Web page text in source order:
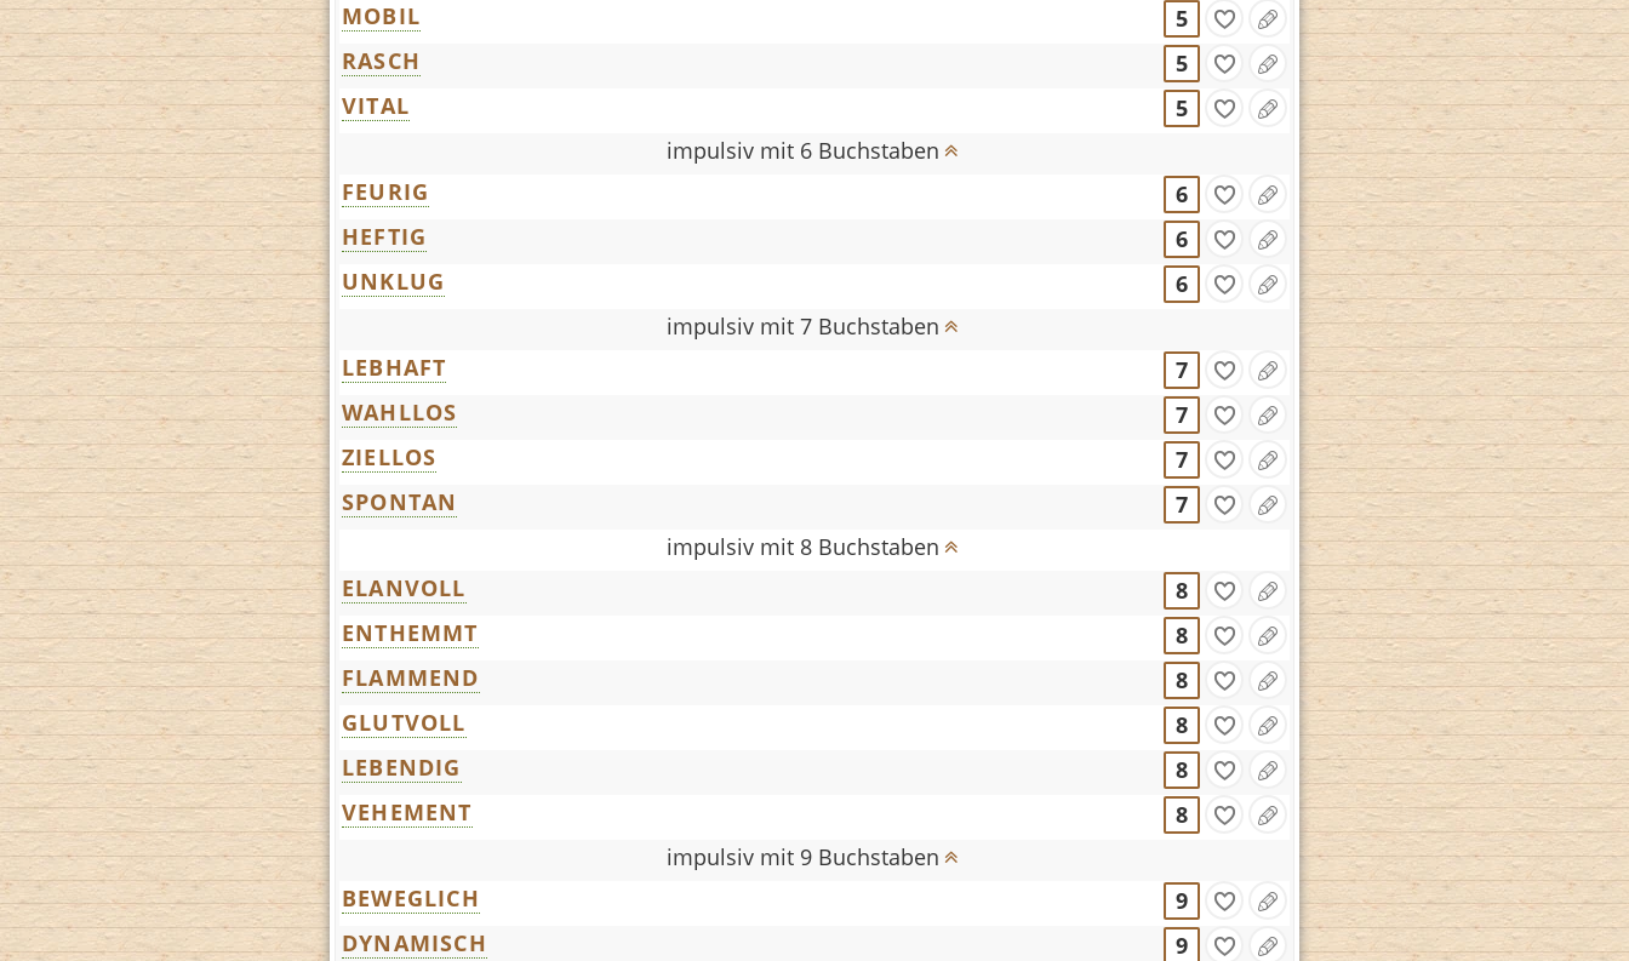
MOBIL
5
RASCH
5
VITAL
5
impulsiv mit 6 Buchstaben
FEURIG
6
HEFTIG
6
UNKLUG
6
impulsiv mit 7 Buchstaben
LEBHAFT
7
WAHLLOS
7
ZIELLOS
7
SPONTAN
7
impulsiv mit 8 Buchstaben
ELANVOLL
8
ENTHEMMT
8
FLAMMEND
8
GLUTVOLL
8
LEBENDIG
8
VEHEMENT
8
impulsiv mit 9 Buchstaben
BEWEGLICH
9
DYNAMISCH
9